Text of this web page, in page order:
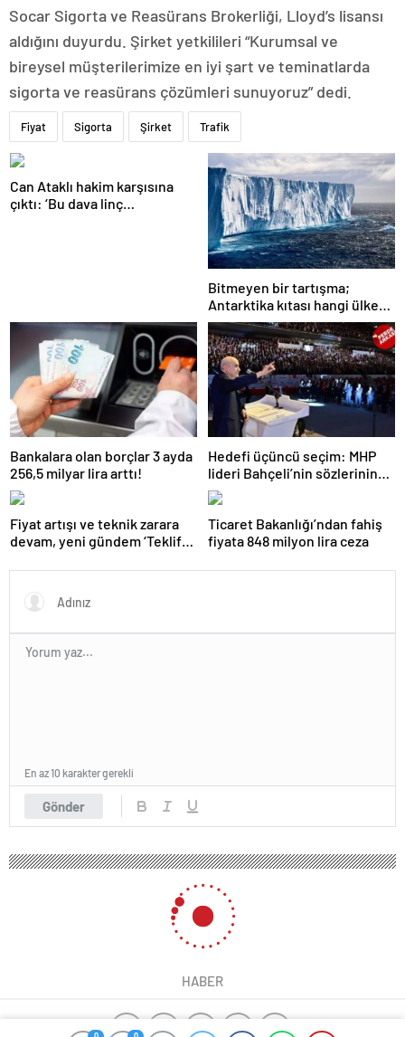
Socar Sigorta ve Reasürans Brokerliği, Lloyd’s lisansı
aldığını duyurdu. Şirket yetkilileri “Kurumsal ve
bireysel müşterilerimize en iyi şart ve teminatlarda
sigorta ve reasürans çözümleri sunuyoruz” dedi.
Fiyat Sigorta Şirket Trafik
Can Ataklı hakim karşısına
çıktı: ‘Bu dava linç
Bitmeyen bir tartışma;
Antarktika kıtası hangi ülkeye
ait?
Bankalara olan borçlar 3 ayda
256,5 milyar lira arttı!
Hedefi üçüncü seçim: MHP
lideri Bahçeli’nin sözlerinin
gerisinde ‘erken seçim
formülü’ yattığı konuşuluyor
Fiyat artışı ve teknik zarara
devam, yeni gündem ‘Teklif
çok!
Ticaret Bakanlığı’ndan fahiş
fiyata 848 milyon lira ceza
Gönder
En az 10 karakter gerekli
HABER